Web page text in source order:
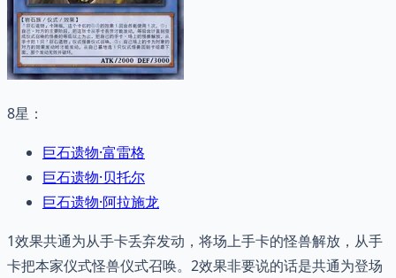
8星：
巨石遗物·富雷格
巨石遗物·贝托尔
巨石遗物·阿拉施龙
1效果共通为从手卡丢弃发动，将场上手卡的怪兽解放，从手
卡把本家仪式怪兽仪式召唤。2效果非要说的话是共通为登场